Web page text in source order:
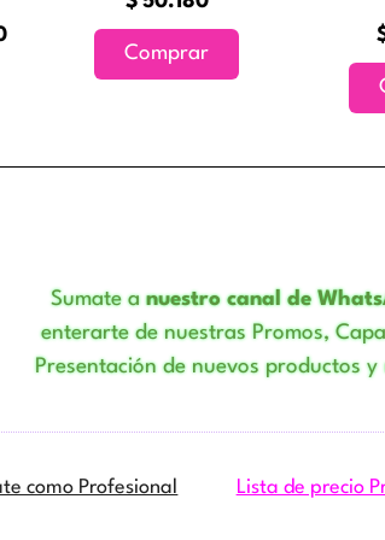
Comprar
Sumate anuestro canal de
enterarte de nuestras Promos,
Presentación de nuevos productos y
como Profesional Lista de precio